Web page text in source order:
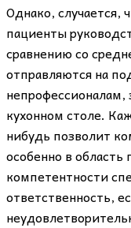
Однако, случается,
пациенты
сравнению со
отправляются на
непрофессионалам,
кухонном столе.
нибудь позволит
особенно в область
компетентности
ответственность,